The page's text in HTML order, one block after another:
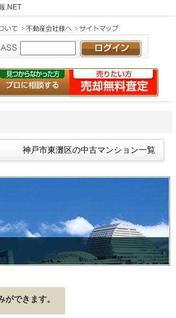
.NET
神戸市東灘区の中古マンション一覧
できます。